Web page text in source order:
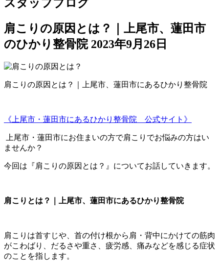
スタッフブログ
肩こりの原因とは？｜上尾市、蓮田市
のひかり整骨院 2023年9月26日
肩こりの原因とは？｜ 上尾市、蓮田市にあるひかり整骨院
《上尾市・蓮田市にあるひかり整骨院 公式サイト》
上尾市・蓮田市にお住まいの方で肩こりでお悩みの方はい
ませんか？
今回は『肩こりの原因とは？』についてお話していきます。
肩こりとは？｜上尾市、蓮田市にあるひかり整骨院
肩こりは首すじや、首の付け根から肩・背中にかけての筋肉
がこわばり、だるさや重さ、疲労感、痛みなどを感じる症状
のことを指します。